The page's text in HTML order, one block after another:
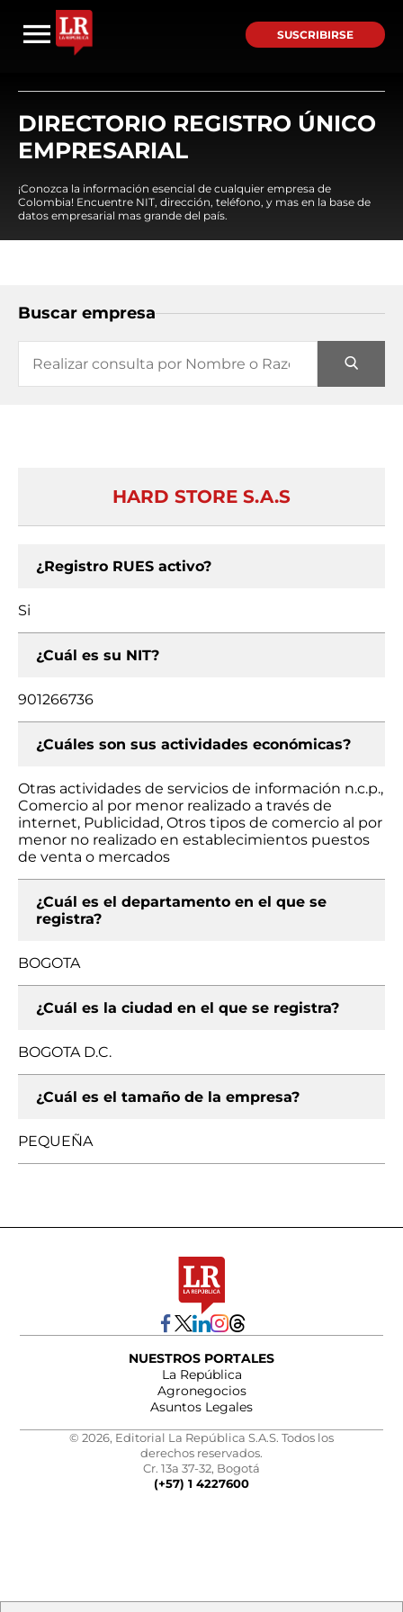
SUSCRIBIRSE
DIRECTORIO REGISTRO ÚNICO
EMPRESARIAL
¡Conozca la información esencial de cualquier empresa de
Colombia! Encuentre NIT, dirección, teléfono, y mas en la base de
datos empresarial mas grande del país.
Buscar empresa
HARD STORE S.A.S
¿Registro RUES activo?
Si
¿Cuál es su NIT?
901266736
¿Cuáles son sus actividades económicas?
Otras actividades de servicios de información n.c.p.,
Comercio al por menor realizado a través de
internet, Publicidad, Otros tipos de comercio al por
menor no realizado en establecimientos puestos
de venta o mercados
¿Cuál es el departamento en el que se
registra?
BOGOTA
¿Cuál es la ciudad en el que se registra?
BOGOTA D.C.
¿Cuál es el tamaño de la empresa?
PEQUEÑA
NUESTROS PORTALES
La República
Agronegocios
Asuntos Legales
© 2026, Editorial La República S.A.S. Todos los
derechos reservados.
Cr. 13a 37-32, Bogotá
(+57) 1 4227600